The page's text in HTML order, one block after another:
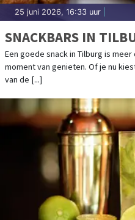
25 juni 2026, 16:33 uur
SNACKBARS IN
Een goede snack in Tilburg is
moment van genieten. Of je nu
van de [...]